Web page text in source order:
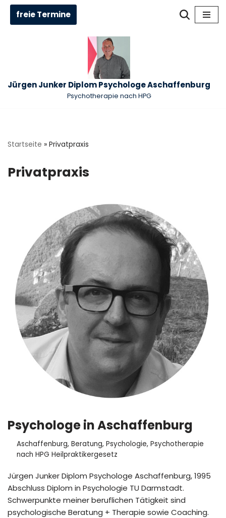
Zum
freie Termine
Jürgen Junker Diplom Psychologe Aschaffenburg
Psychotherapie nach HPG
Startseite » Privatpraxis
Privatpraxis
Psychologe in Aschaffenburg
Aschaffenburg, Beratung, Psychologie, Psychotherapie
nach HPG Heilpraktikergesetz
Jürgen Junker Diplom Psychologe Aschaffenburg, 1995
Abschluss Diplom in Psychologie TU Darmstadt.
Schwerpunkte meiner beruflichen Tätigkeit sind
psychologische Beratung + Therapie sowie Coaching.